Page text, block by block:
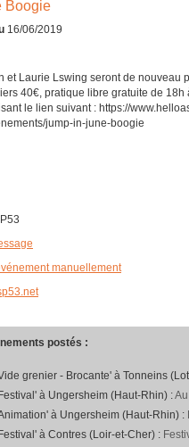
Boogie
16/06/2019
et Laurie Lswing seront de nouveau
40€, pratique libre gratuite de
le lien suivant : https://
jump-in-june-boogie
manuellement
postés :
grenier - Brocante' à Tonneins
à Ungersheim (Haut-Rhin) :
à Ungersheim (Haut-Rhin) :
à Contres (Loir-et-Cher) :